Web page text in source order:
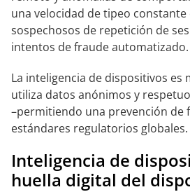
una velocidad de tipeo
sospechosos de repetición de
intentos de fraude automatizado.
La inteligencia de dispositivos es
utiliza datos anónimos y
–permitiendo una prevención de
estándares regulatorios globales.
Inteligencia de
huella digital del